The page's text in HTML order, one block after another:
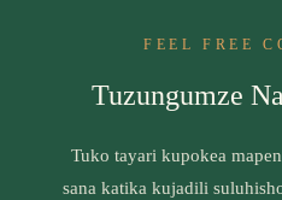
FEEL FREE
Tuzungumze
Tuko tayari kupokea
sana katika kujadili